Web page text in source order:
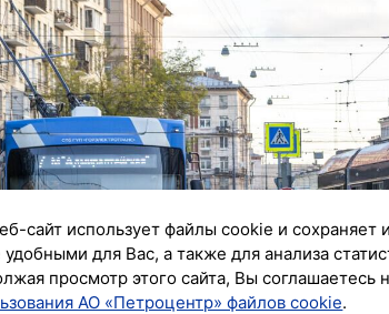
сайт использует файлы cookie и
для Вас, а также для анализа
просмотр этого сайта, Вы соглашаетесь
АО «Петроцентр» файлов cookie.